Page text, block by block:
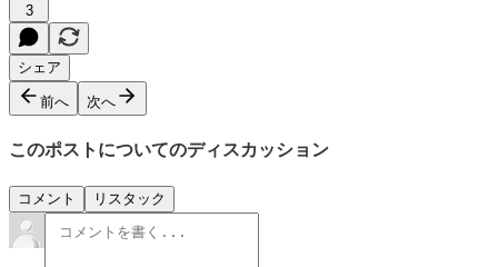
3
シェア
前へ 次へ
このポストについてのディスカッション
コメント リスタック